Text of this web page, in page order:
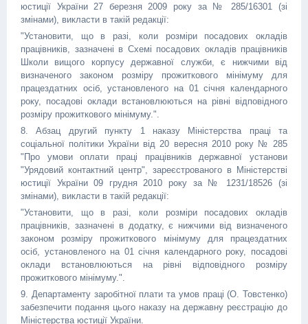
юстиції України 27 березня 2009 року за № 285/16301 (зі
змінами), викласти в такій редакції:
"Установити, що в разі, коли розміри посадових окладів
працівників, зазначені в Схемі посадових окладів працівників
Школи вищого корпусу державної служби, є нижчими від
визначеного законом розміру прожиткового мінімуму для
працездатних осіб, установленого на 01 січня календарного
року, посадові оклади встановлюються на рівні відповідного
розміру прожиткового мінімуму.".
8. Абзац другий пункту 1 наказу Міністерства праці та
соціальної політики України від 20 вересня 2010 року № 285
"Про умови оплати праці працівників державної установи
"Урядовий контактний центр", зареєстрованого в Міністерстві
юстиції України 09 грудня 2010 року за № 1231/18526 (зі
змінами), викласти в такій редакції:
"Установити, що в разі, коли розміри посадових окладів
працівників, зазначені в додатку, є нижчими від визначеного
законом розміру прожиткового мінімуму для працездатних
осіб, установленого на 01 січня календарного року, посадові
оклади встановлюються на рівні відповідного розміру
прожиткового мінімуму.".
9. Департаменту заробітної плати та умов праці (О. Товстенко)
забезпечити подання цього наказу на державну реєстрацію до
Міністерства юстиції України.